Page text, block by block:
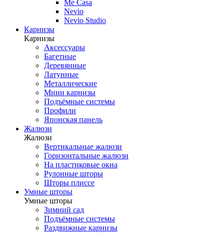
Me Casa
Nevio
Nevio Studio
Карнизы
Карнизы
Аксессуары
Багетные
Деревянные
Латунные
Металлические
Мини карнизы
Подъёмные системы
Профили
Японская панель
Жалюзи
Жалюзи
Вертикальные жалюзи
Горизонтальные жалюзи
На пластиковые окна
Рулонные шторы
Шторы плиссе
Умные шторы
Умные шторы
Зимний сад
Подъёмные системы
Раздвижные карнизы